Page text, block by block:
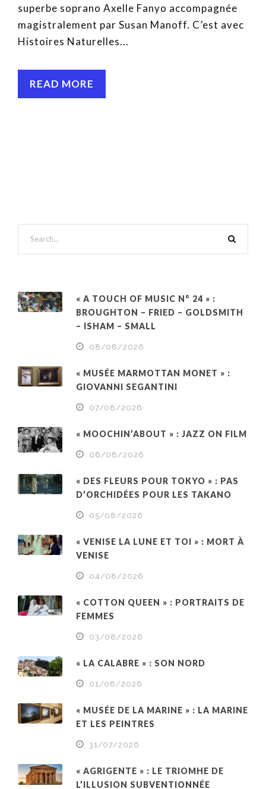
superbe soprano Axelle Fanyo accompagnée
magistralement par Susan Manoff. C’est avec
Histoires Naturelles...
READ MORE
« A TOUCH OF MUSIC N° 24 » :
BROUGHTON – FRIED – GOLDSMITH
– ISHAM – SMALL
08/08/2026
« MUSÉE MARMOTTAN MONET » :
GIOVANNI SEGANTINI
07/08/2026
« MOOCHIN’ABOUT » : JAZZ ON FILM
06/08/2026
« DES FLEURS POUR TOKYO » : PAS
D’ORCHIDÉES POUR LES TAKANO
05/08/2026
« VENISE LA LUNE ET TOI » : MORT À
VENISE
04/08/2026
« COTTON QUEEN » : PORTRAITS DE
FEMMES
03/08/2026
« LA CALABRE » : SON NORD
01/08/2026
« MUSÉE DE LA MARINE » : LA MARINE
ET LES PEINTRES
31/07/2026
« AGRIGENTE » : LE TRIOMHE DE
L’ILLUSION SUBVENTIONNÉE